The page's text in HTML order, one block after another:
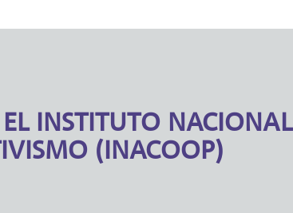
INSTITUTO NACIONAL
(INACOOP)